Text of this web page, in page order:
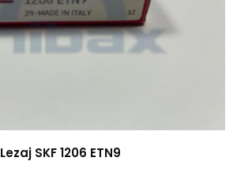
Lezaj SKF 1206 ETN9